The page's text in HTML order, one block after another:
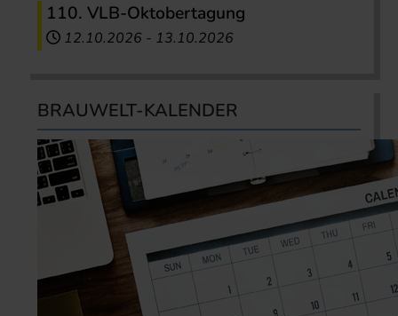
110. VLB-Oktobertagung
12.10.2026 - 13.10.2026
BRAUWELT-KALENDER